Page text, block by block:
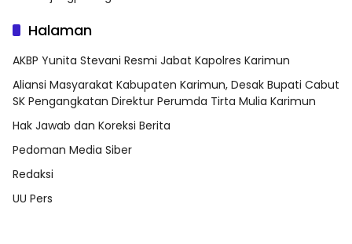
Halaman
AKBP Yunita Stevani Resmi Jabat Kapolres Karimun
Aliansi Masyarakat Kabupaten Karimun, Desak Bupati Cabut
SK Pengangkatan Direktur Perumda Tirta Mulia Karimun
Hak Jawab dan Koreksi Berita
Pedoman Media Siber
Redaksi
UU Pers